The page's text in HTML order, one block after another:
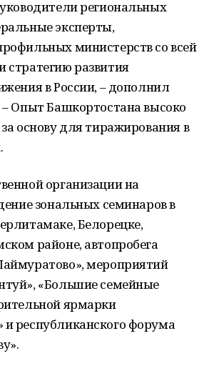
региональных
эксперты,
министерств со всей
стратегию развития
в России, – дополнил
Опыт Башкортостана высоко
основу для тиражирования в
организации на
зональных семинаров в
Белорецке,
районе, автопробега
мероприятий
«Большие семейные
ярмарки
республиканского форума